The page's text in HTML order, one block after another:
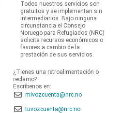
Todos nuestros servicios son
gratuitos y se implementan sin
intermediarios. Bajo ninguna
circunstancia el Consejo
Noruego para Refugiados (NRC)
solicita recursos económicos o
favores a cambio de la
prestación de sus servicios.
¿Tienes una retroalimentación o
reclamo?
Escríbenos en:
mivozcuenta@nrc.no
tuvozcuenta@nrc.no